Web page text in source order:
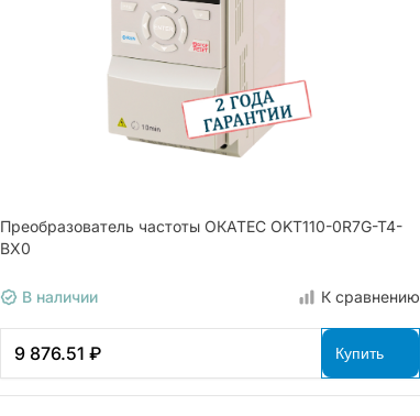
Преобразователь частоты ОКАТЕС OKT110-0R7G-T4-
BX0
В наличии К сравнению
9 876.51 ₽ Купить